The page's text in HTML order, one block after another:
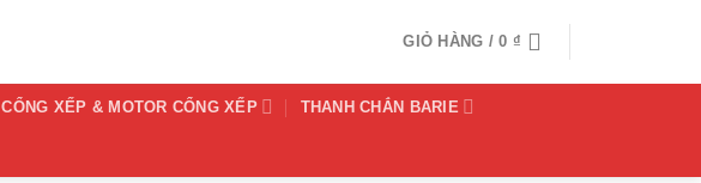
GIỎ HÀNG /0 ₫
CỔNG XẾP & MOTOR CỔNG XẾP THANH CHẮN BARIE